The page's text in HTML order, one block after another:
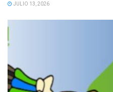
JULIO 13, 2026